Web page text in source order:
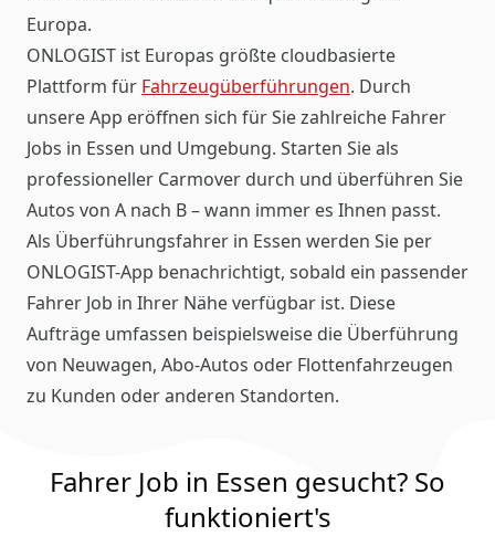
Europa.
ONLOGIST ist Europas größte cloudbasierte
Plattform für Fahrzeugüberführungen. Durch
unsere App eröffnen sich für Sie zahlreiche Fahrer
Jobs in Essen und Umgebung. Starten Sie als
professioneller Carmover durch und überführen Sie
Autos von A nach B – wann immer es Ihnen passt.
Als Überführungsfahrer in Essen werden Sie per
ONLOGIST-App benachrichtigt, sobald ein passender
Fahrer Job in Ihrer Nähe verfügbar ist. Diese
Aufträge umfassen beispielsweise die Überführung
von Neuwagen, Abo-Autos oder Flottenfahrzeugen
zu Kunden oder anderen Standorten.
Fahrer Job in Essen gesucht? So
funktioniert's